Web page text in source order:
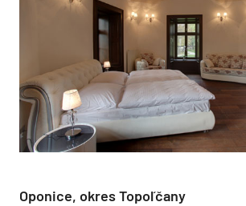
Oponice, okres Topoľčany